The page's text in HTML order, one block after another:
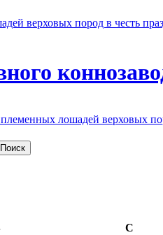
верховых пород в честь
лошадей верховых
С